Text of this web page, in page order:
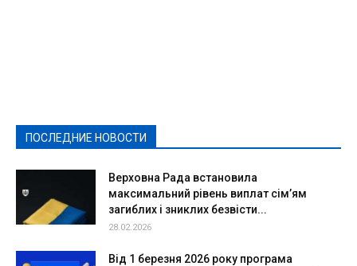
ПОСЛЕДНИЕ НОВОСТИ
Верховна Рада встановила
максимальний рівень виплат сім’ям
загиблих і зниклих безвісти...
28.02.2026
Від 1 березня 2026 року програма